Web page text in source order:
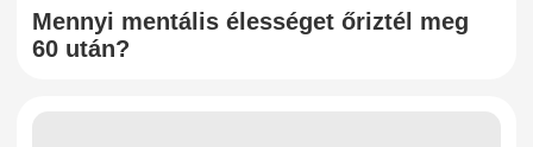
Mennyi mentális élességet őriztél meg
60 után?